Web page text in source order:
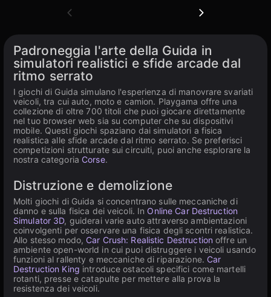
Padroneggia l'arte della Guida in
simulatori realistici e sfide arcade dal
ritmo serrato
I giochi di Guida simulano l'esperienza di manovrare svariati
veicoli, tra cui auto, moto e camion. Playgama offre una
collezione di oltre 700 titoli che puoi giocare direttamente
nel tuo browser web sia su computer che su dispositivi
mobile. Questi giochi spaziano dai simulatori a fisica
realistica alle sfide arcade dal ritmo serrato. Se preferisci
competizioni strutturate sui circuiti, puoi anche esplorare la
nostra categoria Corse.
Distruzione e demolizione
Molti giochi di Guida si concentrano sulle meccaniche di
danno e sulla fisica dei veicoli. In Online Car Destruction
Simulator 3D, guiderai varie auto attraverso ambientazioni
coinvolgenti per osservare una fisica degli scontri realistica.
Allo stesso modo, Car Crush: Realistic Destruction offre un
ambiente open-world in cui puoi distruggere i veicoli usando
funzioni al rallenty e meccaniche di riparazione. Car
Destruction King introduce ostacoli specifici come martelli
rotanti, presse e catapulte per mettere alla prova la
resistenza dei veicoli.